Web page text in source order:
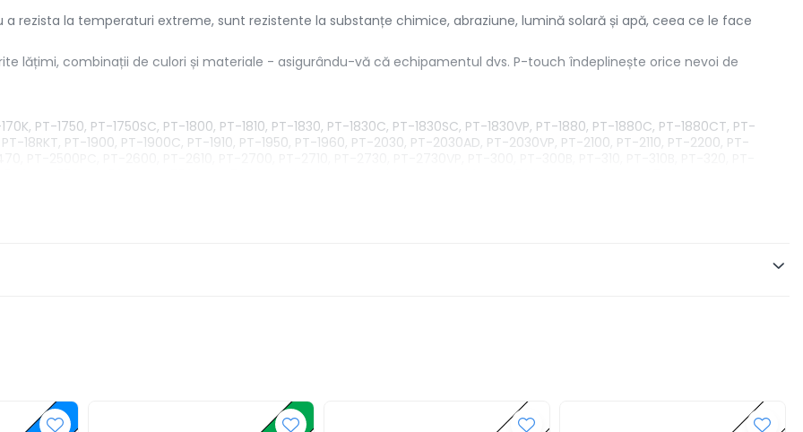
rezista la temperaturi extreme, sunt rezistente la substanțe chimice, abraziune, lumină solară și apă, ceea ce le face
lățimi, combinații de culori și materiale - asigurându-vă că echipamentul dvs. P-touch îndeplinește orice nevoi de
PT-1750, PT-1750SC, PT-1800, PT-1810, PT-1830, PT-1830C, PT-1830SC, PT-1830VP, PT-1880, PT-1880C, PT-1880CT, PT-
18RKT, PT-1900, PT-1900C, PT-1910, PT-1950, PT-1960, PT-2030, PT-2030AD, PT-2030VP, PT-2100, PT-2110, PT-2200, PT-
PT-D600VP, PT-D800W, PT-E300, PT-E300VP, PT-E500, PT-E500VP, PT-E550W, PT-E550WVP, PT-H300, PT-H300LI, PT-
ST-1150, ST-1150DX